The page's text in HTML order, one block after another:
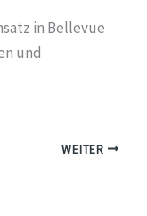
in Bellevue
und
WEITER